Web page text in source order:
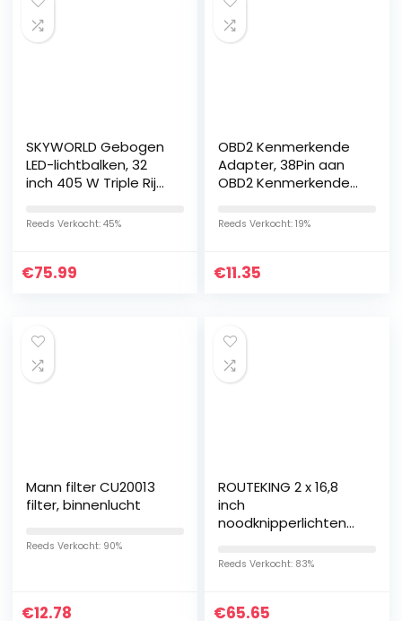
SKYWORLD Gebogen
LED-lichtbalken, 32
inch 405 W Triple Rij
Beam Off-road
Reeds Verkocht: 45%
€75.99
OBD2 Kenmerkende
Adapter, 38Pin aan
OBD2 Kenmerkende
Wearproof 28cm
Reeds Verkocht: 19%
€11.35
Mann filter CU20013
filter, binnenlucht
Reeds Verkocht: 90%
€12.78
ROUTEKING 2 x 16,8
inch
noodknipperlichten
lichtstrip
Reeds Verkocht: 83%
€65.65